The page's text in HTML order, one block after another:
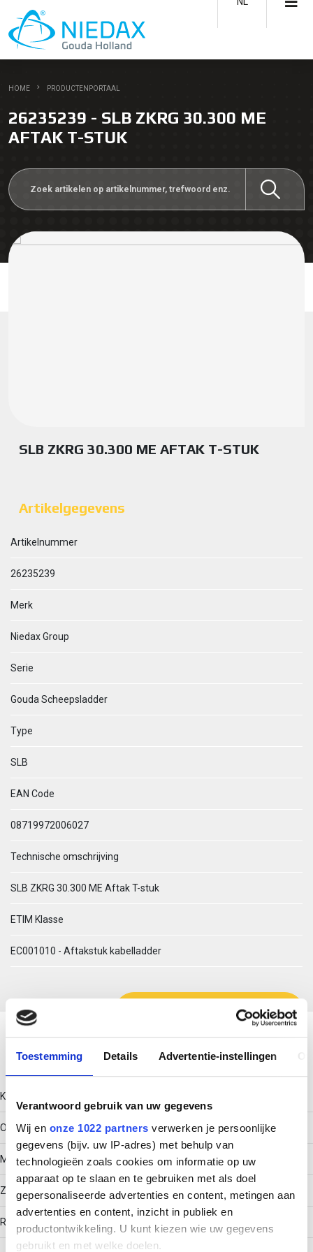
Toestemming Details Advertentie-instellingen
Verantwoord gebruik van uw gegevens
Wij en onze 1022 partners verwerken je persoonlijke
gegevens (bijv. uw IP-adres) met behulp van
technologieën zoals cookies om informatie op uw
apparaat op te slaan en te gebruiken met als doel
gepersonaliseerde advertenties en content, metingen aan
advertenties en content, inzicht in publiek en
productontwikkeling. U kunt kiezen wie uw gegevens
gebruikt en met welke doelen.
HOME PRODUCTENPORTAAL
26235239 - SLB ZKRG 30.300 ME
AFTAK T-STUK
SLB ZKRG 30.300 ME AFTAK T-STUK
Artikelgegevens
Artikelnummer
26235239
Merk
Niedax Group
Serie
Gouda Scheepsladder
Type
SLB
EAN Code
08719972006027
Technische omschrijving
SLB ZKRG 30.300 ME Aftak T-stuk
ETIM Klasse
EC001010 - Aftakstuk kabelladder
Download productsheet
Technische gegevens
Kleur
Overig
Model
Zonder verbinder
RAL-nummer